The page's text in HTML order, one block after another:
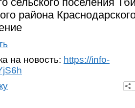
района
на новость: https://info-